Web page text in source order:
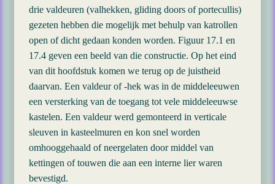
drie valdeuren (valhekken, gliding doors of portecullis)
gezeten hebben die mogelijk met behulp van katrollen
open of dicht gedaan konden worden. Figuur 17.1 en
17.4 geven een beeld van die constructie. Op het eind
van dit hoofdstuk komen we terug op de juistheid
daarvan. Een valdeur of -hek was in de middeleeuwen
een versterking van de toegang tot vele middeleeuwse
kastelen. Een valdeur werd gemonteerd in verticale
sleuven in kasteelmuren en kon snel worden
omhooggehaald of neergelaten door middel van
kettingen of touwen die aan een interne lier waren
bevestigd.